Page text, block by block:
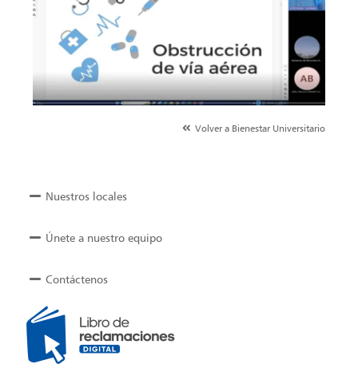
Volver a Bienestar Universitario
Nuestros locales
Únete a nuestro equipo
Contáctenos